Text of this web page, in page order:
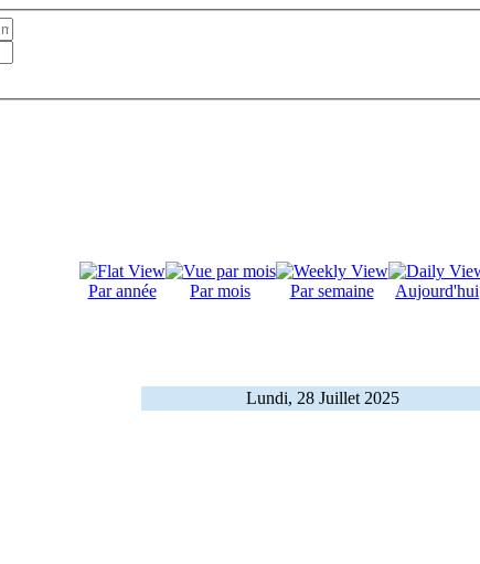
Par année Par mois Par semaine Aujourd'hui
Lundi, 28 Juillet 2025